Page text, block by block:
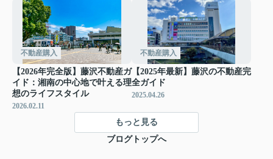
不動産購入
【2026年完全版】藤沢不動産ガ
イド：湘南の中心地で叶える理
想のライフスタイル
2026.02.11
不動産購入
【2025年最新】藤沢の不動産完
全ガイド
2025.04.26
もっと見る
ブログトップへ